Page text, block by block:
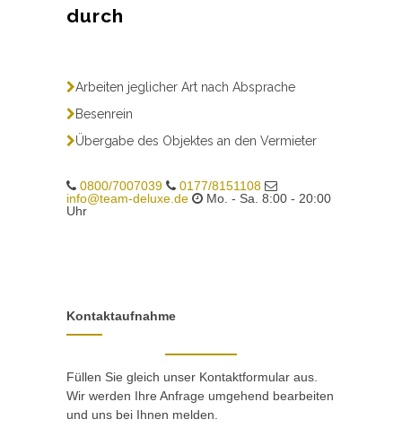
durch
Arbeiten jeglicher Art nach Absprache
Besenrein
Übergabe des Objektes an den Vermieter
0800/7007039
0177/8151108
info@team-deluxe.de
Mo. - Sa. 8:00 - 20:00
Uhr
Kontaktaufnahme
Füllen Sie gleich unser Kontaktformular aus.
Wir werden Ihre Anfrage umgehend bearbeiten
und uns bei Ihnen melden.